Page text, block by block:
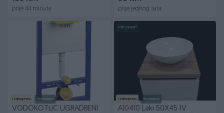
prije 44 minuta prije jednog sata
Izdvojeno Dostupno
VODOKOTLIĆ UGRADBENI
PIK SHOP
Izdvojeno Dostupno
A10410 Laki 50X45 1V